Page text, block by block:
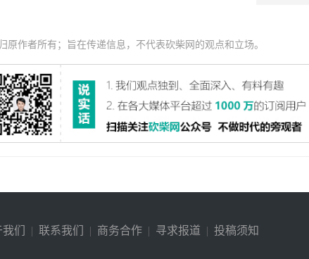
原作者所有；旨在传递信息，不代表砍柴网的观点和立场。
们 | 联系我们 | 商务合作 | 寻求报道 | 投稿须知